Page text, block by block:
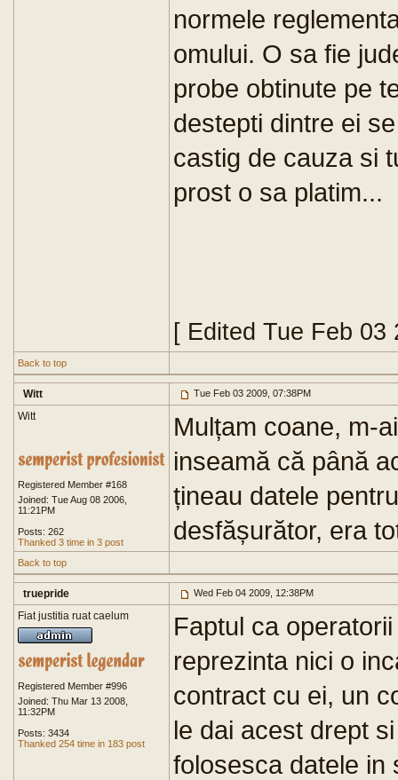
normele
omului. O sa fie
probe obtinute pe
destepti dintre ei
castig de cauza si
prost o sa platim...
[ Edited Tue Feb 03
Back to top
Witt Tue Feb 03 2009, 07:38PM
Witt
Registered Member #168
Joined: Tue Aug 08 2006,
11:21PM
Posts: 262
Thanked 3 time in 3 post
Mulțam coane, m-
inseamă că până
țineau datele
desfășurător, era
Back to top
truepride Wed Feb 04 2009, 12:38PM
Fiat justitia ruat caelum
Registered Member #996
Joined: Thu Mar 13 2008,
11:32PM
Posts: 3434
Thanked 254 time in 183 post
Faptul ca
reprezinta nici o
contract cu ei, un
le dai acest drept
folosesca datele in